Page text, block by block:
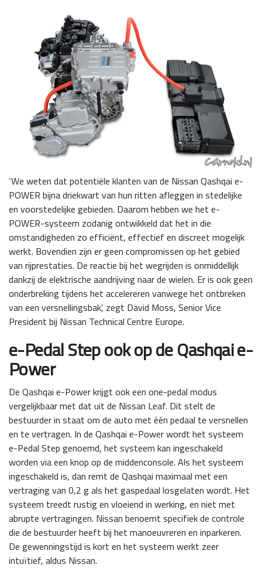
‘We weten dat potentiële klanten van de Nissan Qashqai e-
POWER bijna driekwart van hun ritten afleggen in stedelijke
en voorstedelijke gebieden. Daarom hebben we het e-
POWER-systeem zodanig ontwikkeld dat het in die
omstandigheden zo efficiënt, effectief en discreet mogelijk
werkt. Bovendien zijn er geen compromissen op het gebied
van rijprestaties. De reactie bij het wegrijden is onmiddellijk
dankzij de elektrische aandrijving naar de wielen. Er is ook geen
onderbreking tijdens het accelereren vanwege het ontbreken
van een versnellingsbak’, zegt David Moss, Senior Vice
President bij Nissan Technical Centre Europe.
e-Pedal Step ook op de Qashqai e-
Power
De Qashqai e-Power krijgt ook een one-pedal modus
vergelijkbaar met dat uit de Nissan Leaf. Dit stelt de
bestuurder in staat om de auto met één pedaal te versnellen
en te vertragen. In de Qashqai e-Power wordt het systeem
e-Pedal Step genoemd, het systeem kan ingeschakeld
worden via een knop op de middenconsole. Als het systeem
ingeschakeld is, dan remt de Qashqai maximaal met een
vertraging van 0,2 g als het gaspedaal losgelaten wordt. Het
systeem treedt rustig en vloeiend in werking, en niet met
abrupte vertragingen. Nissan benoemt specifiek de controle
die de bestuurder heeft bij het manoeuvreren en inparkeren.
De gewenningstijd is kort en het systeem werkt zeer
intuïtief, aldus Nissan.